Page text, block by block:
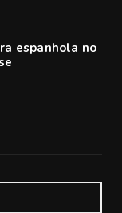
espanhola no